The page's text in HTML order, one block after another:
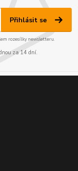
Přihlásit se
rozesílky newsletteru.
za 14 dní.